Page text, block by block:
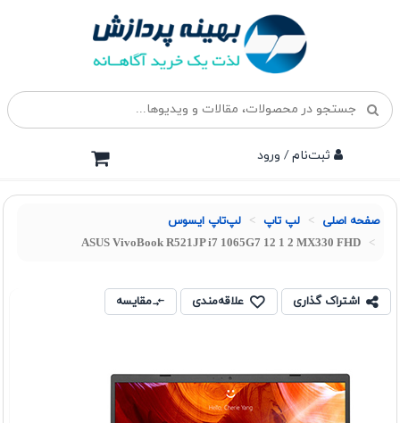
ثبت‌نام / ورود
صفحه اصلی لپ تاپ لپ‌تاپ ایسوس
ASUS VivoBook R521JP i7 1065G7 12 1 2 MX330 FHD
اشتراک گذاری علاقه‌مندی مقایسه